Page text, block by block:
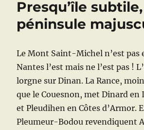
Presqu’île subtile,
péninsule
Le Mont Saint-Michel n’est pas
Nantes l’est mais ne l’est pas !
lorgne sur Dinan. La Rance,
que le Couesnon, met Dinard
et Pleudihen en Côtes d’Armor.
Pleumeur-Bodou revendiquent